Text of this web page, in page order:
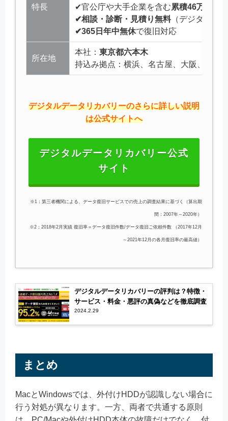
特長
✔官公庁や大手企業を含む累積46万件以
✔相談・診断・見積り無料（デジタルデ
✔365日年中無休で復旧対応
所在地
本社： 東京都六本木
持込み拠点：横浜、名古屋、大阪、福岡
デジタルデータリカバリーのさらに詳しい説明
は公式サイトへ
デジタルデータリカバリー公式
サイト
※1：第三者機関による、データ復旧サービスでの売上の調査結果に基づく（算出期
間：2007年～2020年）
※2：2018年2月実績 復旧率＝データ復旧件数/データ復旧ご依頼件数 （2017年12月
～2021年12月の各月復旧率の最高値）
デジタルデータリカバリーの評判は？特徴・
サービス・料金・悪評の真偽などを徹底調査
2024.2.29
まとめ
MacとWindowsでは、外付けHDDが認識しない場合に
行う対処が異なります。一方、両者で共通する原則